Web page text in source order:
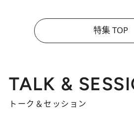
特集 TOP
TALK &
トーク＆セッション